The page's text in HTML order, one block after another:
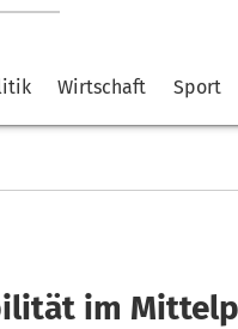
Wirtschaft Sport
im